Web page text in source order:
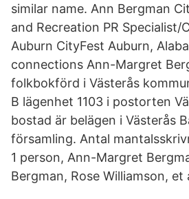
similar name. Ann Bergman
and Recreation PR
Auburn CityFest Auburn,
connections Ann-Margret
folkbokförd i Västerås
B lägenhet 1103 i postorten
bostad är belägen i Västerås
församling. Antal
1 person, Ann-Margret
Bergman, Rose Williamson, et